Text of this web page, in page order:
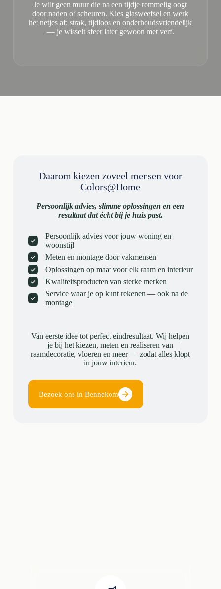
Je wilt geen muur die na een tijdje rommelig oogt
door naden of scheuren. Kies glasweefsel en werk
het netjes af: strak, tijdloos en onderhoudsvriendelijk
— je wisselt sfeer later gewoon met verf.
Daarom kiezen zoveel mensen voor
Colors@Home
Persoonlijk advies, slimme oplossingen en een
resultaat dat écht bij je huis past.
Persoonlijk advies voor jouw woning en
woonstijl
Meten en montage door vakmensen
Oplossingen op maat voor elk raam en interieur
Kwaliteitsproducten van sterke merken
Service waar je op kunt rekenen — ook na de
montage
Van eerste idee tot perfect eindresultaat. Wij helpen
je bij het kiezen, meten en realiseren van
raamdecoratie, vloeren en meer — zodat alles klopt
in jouw interieur.
Bezoek ons in Bennekom